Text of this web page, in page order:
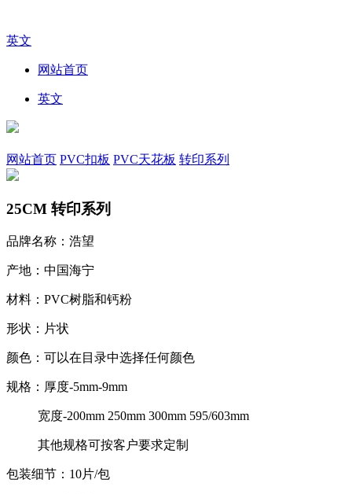
英文
网站首页
英文
网站首页 PVC扣板 PVC天花板 转印系列
25CM 转印系列
品牌名称：浩望
产地：中国海宁
材料：PVC树脂和钙粉
形状：片状
颜色：可以在目录中选择任何颜色
规格：厚度-5mm-9mm
宽度-200mm 250mm 300mm 595/603mm
其他规格可按客户要求定制
包装细节：10片/包